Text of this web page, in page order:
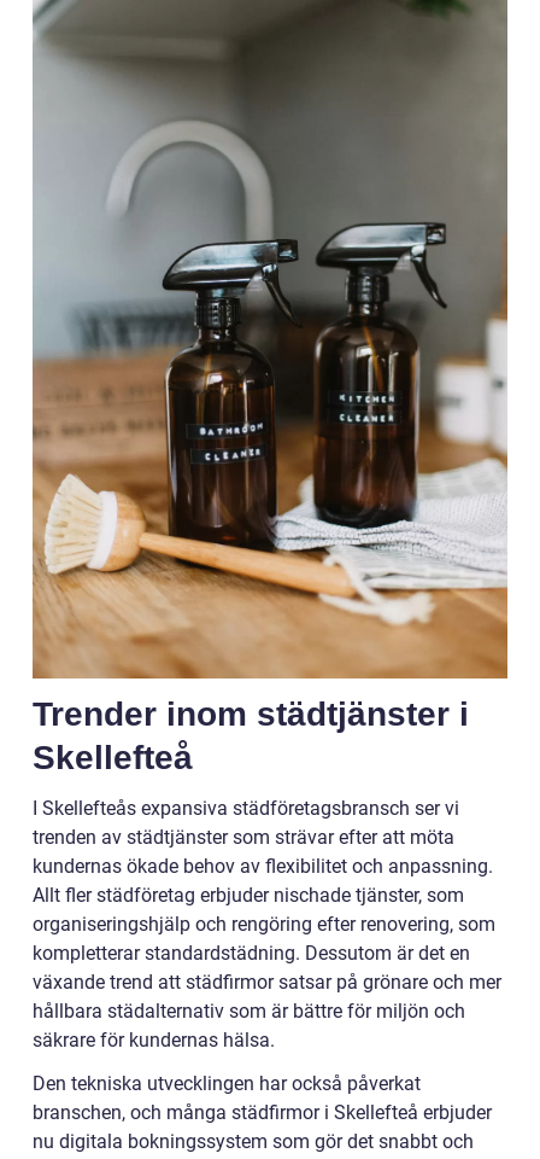
Trender inom städtjänster i
Skellefteå
I Skellefteås expansiva städföretagsbransch ser vi
trenden av städtjänster som strävar efter att möta
kundernas ökade behov av flexibilitet och anpassning.
Allt fler städföretag erbjuder nischade tjänster, som
organiseringshjälp och rengöring efter renovering, som
kompletterar standardstädning. Dessutom är det en
växande trend att städfirmor satsar på grönare och mer
hållbara städalternativ som är bättre för miljön och
säkrare för kundernas hälsa.
Den tekniska utvecklingen har också påverkat
branschen, och många städfirmor i Skellefteå erbjuder
nu digitala bokningssystem som gör det snabbt och